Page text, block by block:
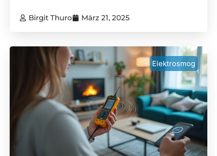
Birgit Thuro März 21, 2025
Elektrosmog